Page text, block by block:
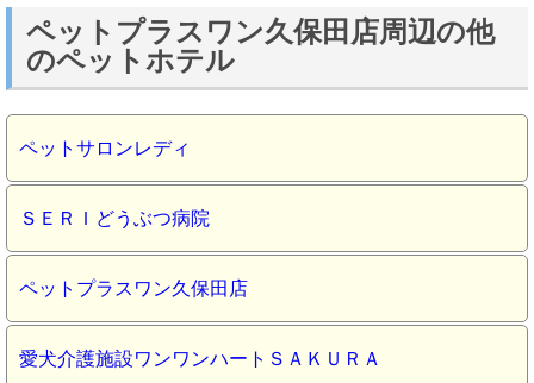
ペットプラスワン久保田店周辺の他
のペットホテル
ペットサロンレディ
ＳＥＲＩどうぶつ病院
ペットプラスワン久保田店
愛犬介護施設ワンワンハートＳＡＫＵＲＡ